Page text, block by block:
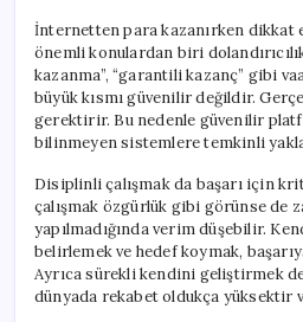
İnternetten para kazanırken dikkat
önemli konulardan biri
kazanma”, “garantili kazanç” gibi
büyük kısmı güvenilir değildir.
gerektirir. Bu nedenle güvenilir
bilinmeyen sistemlere temkinli
Disiplinli çalışmak da başarı için
çalışmak özgürlük gibi görünse de
yapılmadığında verim düşebilir.
belirlemek ve hedef koymak,
Ayrıca sürekli kendini geliştirmek
dünyada rekabet oldukça yüksektir